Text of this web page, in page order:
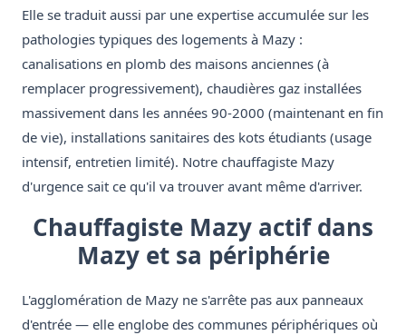
Elle se traduit aussi par une expertise accumulée sur les
pathologies typiques des logements à Mazy :
canalisations en plomb des maisons anciennes (à
remplacer progressivement), chaudières gaz installées
massivement dans les années 90-2000 (maintenant en fin
de vie), installations sanitaires des kots étudiants (usage
intensif, entretien limité). Notre chauffagiste Mazy
d'urgence sait ce qu'il va trouver avant même d'arriver.
Chauffagiste Mazy actif dans
Mazy et sa périphérie
L'agglomération de Mazy ne s'arrête pas aux panneaux
d'entrée — elle englobe des communes périphériques où